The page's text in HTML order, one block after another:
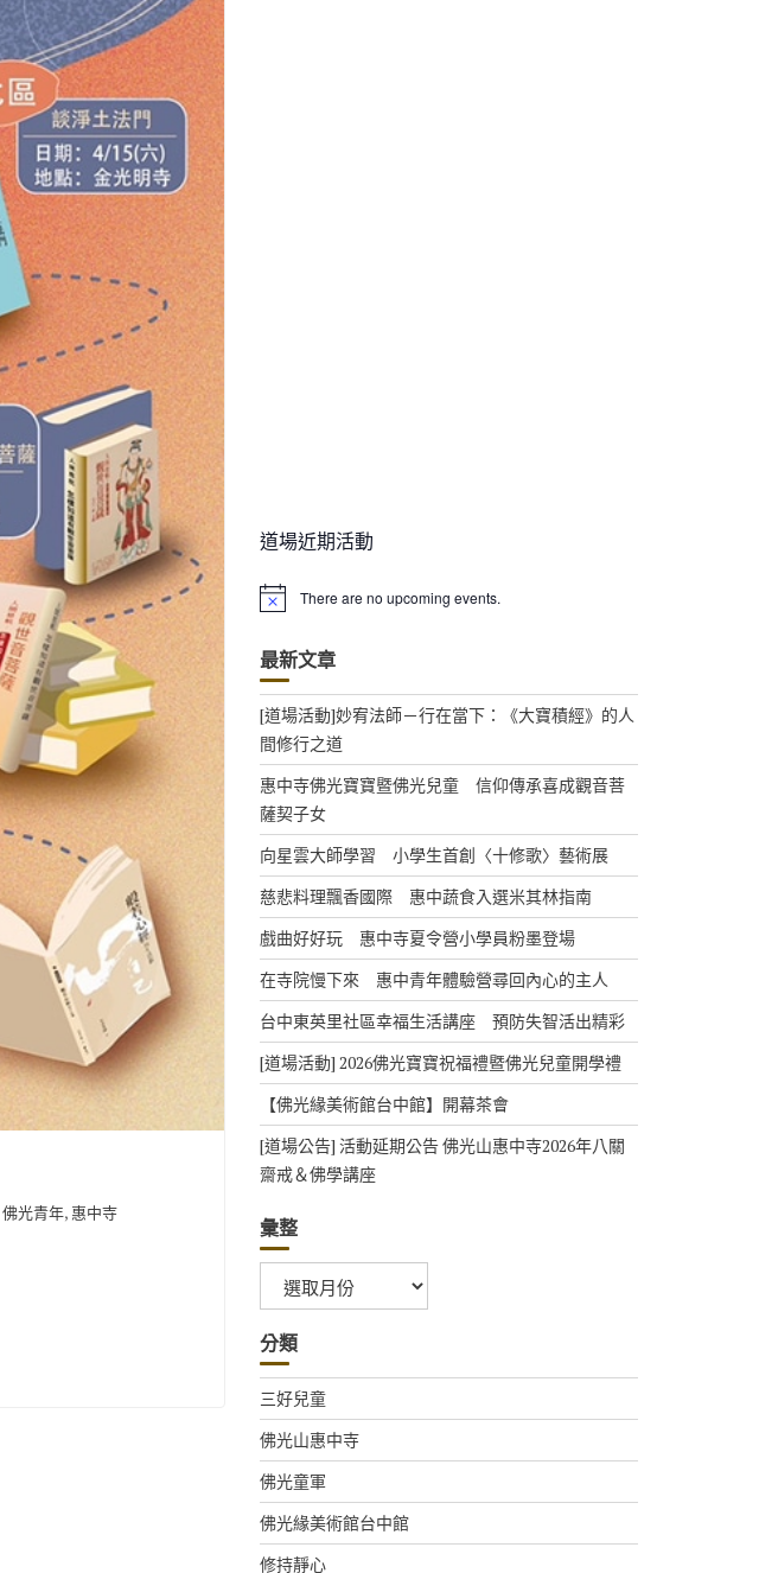
佛光青年, 惠中寺
道場近期活動
N
i
c
e
There are no upcoming events.
最新文章
[道場活動]妙宥法師－行在當下：《大寶積經》的人
間修行之道
惠中寺佛光寶寶暨佛光兒童 信仰傳承喜成觀音菩
薩契子女
向星雲大師學習 小學生首創〈十修歌〉藝術展
慈悲料理飄香國際 惠中蔬食入選米其林指南
戲曲好好玩 惠中寺夏令營小學員粉墨登場
在寺院慢下來 惠中青年體驗營尋回內心的主人
台中東英里社區幸福生活講座 預防失智活出精彩
[道場活動] 2026佛光寶寶祝福禮暨佛光兒童開學禮
【佛光緣美術館台中館】開幕茶會
[道場公告] 活動延期公告 佛光山惠中寺2026年八關
齋戒＆佛學講座
彙整
整
分類
三好兒童
佛光山惠中寺
佛光童軍
佛光緣美術館台中館
修持靜心